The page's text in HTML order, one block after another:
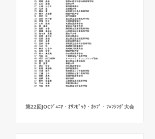
第22回JOCｼﾞｭﾆｱ・ｵﾘﾝﾋﾟｯｸ・ｶｯﾌﾟ・ﾌｪﾝｼﾝｸﾞ大会